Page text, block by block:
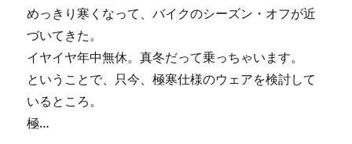
めっきり寒くなって、バイクのシーズン・オフが近
づいてきた。
イヤイヤ年中無休。真冬だって乗っちゃいます。
ということで、只今、極寒仕様のウェアを検討して
いるところ。
極…